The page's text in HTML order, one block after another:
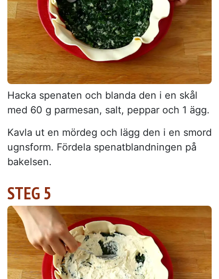
Hacka spenaten och blanda den i en skål
med 60 g parmesan, salt, peppar och 1 ägg.
Kavla ut en mördeg och lägg den i en smord
ugnsform. Fördela spenatblandningen på
bakelsen.
STEG 5